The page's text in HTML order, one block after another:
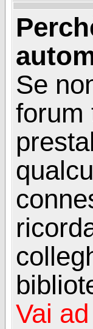
Se
forum
Vai